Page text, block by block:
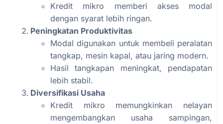
Kredit mikro memberi akses modal
dengan syarat lebih ringan.
Peningkatan Produktivitas
Modal digunakan untuk membeli peralatan
tangkap, mesin kapal, atau jaring modern.
Hasil tangkapan meningkat, pendapatan
lebih stabil.
Diversifikasi Usaha
Kredit mikro memungkinkan nelayan
mengembangkan usaha sampingan,